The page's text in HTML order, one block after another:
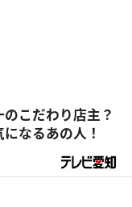
こだわり店主？
なるあの人！